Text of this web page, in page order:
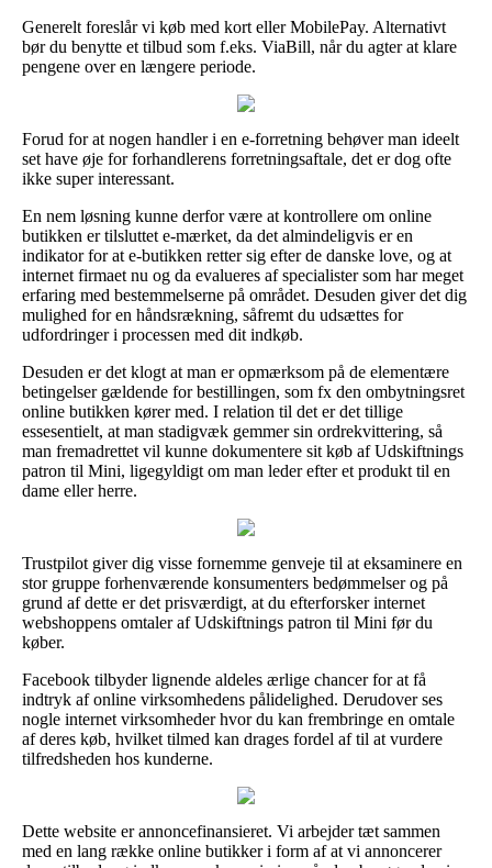
Generelt foreslår vi køb med kort eller MobilePay. Alternativt
bør du benytte et tilbud som f.eks. ViaBill, når du agter at klare
pengene over en længere periode.
Forud for at nogen handler i en e-forretning behøver man ideelt
set have øje for forhandlerens forretningsaftale, det er dog ofte
ikke super interessant.
En nem løsning kunne derfor være at kontrollere om online
butikken er tilsluttet e-mærket, da det almindeligvis er en
indikator for at e-butikken retter sig efter de danske love, og at
internet firmaet nu og da evalueres af specialister som har meget
erfaring med bestemmelserne på området. Desuden giver det dig
mulighed for en håndsrækning, såfremt du udsættes for
udfordringer i processen med dit indkøb.
Desuden er det klogt at man er opmærksom på de elementære
betingelser gældende for bestillingen, som fx den ombytningsret
online butikken kører med. I relation til det er det tillige
essesentielt, at man stadigvæk gemmer sin ordrekvittering, så
man fremadrettet vil kunne dokumentere sit køb af Udskiftnings
patron til Mini, ligegyldigt om man leder efter et produkt til en
dame eller herre.
Trustpilot giver dig visse fornemme genveje til at eksaminere en
stor gruppe forhenværende konsumenters bedømmelser og på
grund af dette er det prisværdigt, at du efterforsker internet
webshoppens omtaler af Udskiftnings patron til Mini før du
køber.
Facebook tilbyder lignende aldeles ærlige chancer for at få
indtryk af online virksomhedens pålidelighed. Derudover ses
nogle internet virksomheder hvor du kan frembringe en omtale
af deres køb, hvilket tilmed kan drages fordel af til at vurdere
tilfredsheden hos kunderne.
Dette website er annoncefinansieret. Vi arbejder tæt sammen
med en lang række online butikker i form af at vi annoncerer